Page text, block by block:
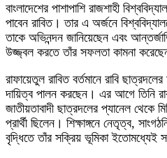
বাংলাদেশের পাশাপাশি রাজশাহী
পাবেন রাবিত। তার এ অর্জনে
তাকে অভিনন্দন জানিয়েছেন এবং
উজ্জ্বল করতে তাঁর সফলতা কামনা
রাফায়েতুল রাবিত বর্তমানে রাবি
দায়িত্ব পালন করছেন। এর আগে তিনি
জাতীয়তাবাদী ছাত্রদলের প্যানেল থেকে
প্রার্থী ছিলেন। শিক্ষাঙ্গনে নেতৃত্ব,
বৃদ্ধিতে তাঁর সক্রিয় ভূমিকা ইতোমধ্যেই